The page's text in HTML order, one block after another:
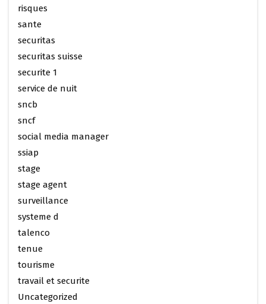
risques
sante
securitas
securitas suisse
securite 1
service de nuit
sncb
sncf
social media manager
ssiap
stage
stage agent
surveillance
systeme d
talenco
tenue
tourisme
travail et securite
Uncategorized